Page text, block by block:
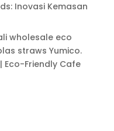
Inovasi Kemasan
Eco-Friendly Cafe